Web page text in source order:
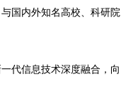
国内外知名高校、科研院
代信息技术深度融合，向